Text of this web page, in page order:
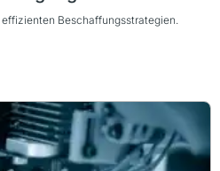
Beschaffungsstrategien.